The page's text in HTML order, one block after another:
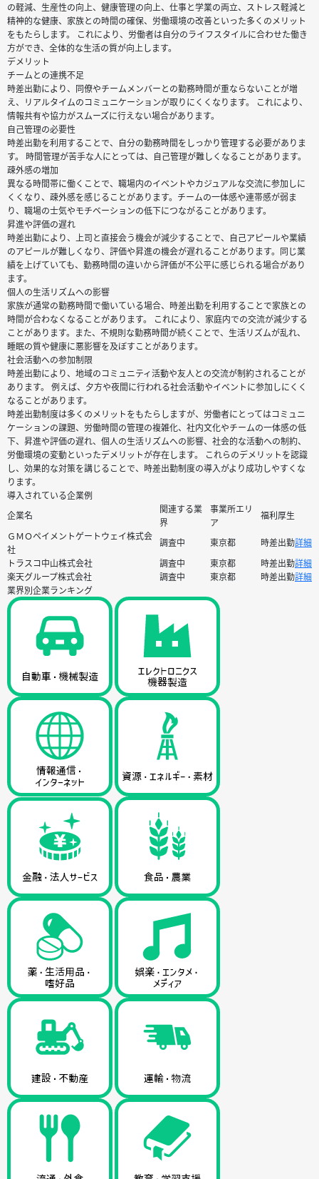
の軽減、生産性の向上、健康管理の向上、仕事と学業の両立、ストレス軽減と
精神的な健康、家族との時間の確保、労働環境の改善といった多くのメリット
をもたらします。 これにより、労働者は自分のライフスタイルに合わせた働き
方ができ、全体的な生活の質が向上します。
デメリット
チームとの連携不足
時差出勤により、同僚やチームメンバーとの勤務時間が重ならないことが増
え、リアルタイムのコミュニケーションが取りにくくなります。 これにより、
情報共有や協力がスムーズに行えない場合があります。
自己管理の必要性
時差出勤を利用することで、自分の勤務時間をしっかり管理する必要がありま
す。 時間管理が苦手な人にとっては、自己管理が難しくなることがあります。
疎外感の増加
異なる時間帯に働くことで、職場内のイベントやカジュアルな交流に参加しに
くくなり、疎外感を感じることがあります。チームの一体感や連帯感が弱ま
り、職場の士気やモチベーションの低下につながることがあります。
昇進や評価の遅れ
時差出勤により、上司と直接会う機会が減少することで、自己アピールや業績
のアピールが難しくなり、評価や昇進の機会が遅れることがあります。同じ業
績を上げていても、勤務時間の違いから評価が不公平に感じられる場合があり
ます。
個人の生活リズムへの影響
家族が通常の勤務時間で働いている場合、時差出勤を利用することで家族との
時間が合わなくなることがあります。 これにより、家庭内での交流が減少する
ことがあります。また、不規則な勤務時間が続くことで、生活リズムが乱れ、
睡眠の質や健康に悪影響を及ぼすことがあります。
社会活動への参加制限
時差出勤により、地域のコミュニティ活動や友人との交流が制約されることが
あります。 例えば、夕方や夜間に行われる社会活動やイベントに参加しにくく
なることがあります。
時差出勤制度は多くのメリットをもたらしますが、労働者にとってはコミュニ
ケーションの課題、労働時間の管理の複雑化、社内文化やチームの一体感の低
下、昇進や評価の遅れ、個人の生活リズムへの影響、社会的な活動への制約、
労働環境の変動といったデメリットが存在します。 これらのデメリットを認識
し、効果的な対策を講じることで、時差出勤制度の導入がより成功しやすくな
ります。
導入されている企業例
企業名
関連する業
界
事業所エリ
ア
福利厚生
ＧＭＯペイメントゲートウェイ株式会
社
調査中 東京都 時差出勤詳細
トラスコ中山株式会社
調査中 東京都 時差出勤詳細
楽天グループ株式会社
調査中 東京都 時差出勤詳細
業界別企業ランキング